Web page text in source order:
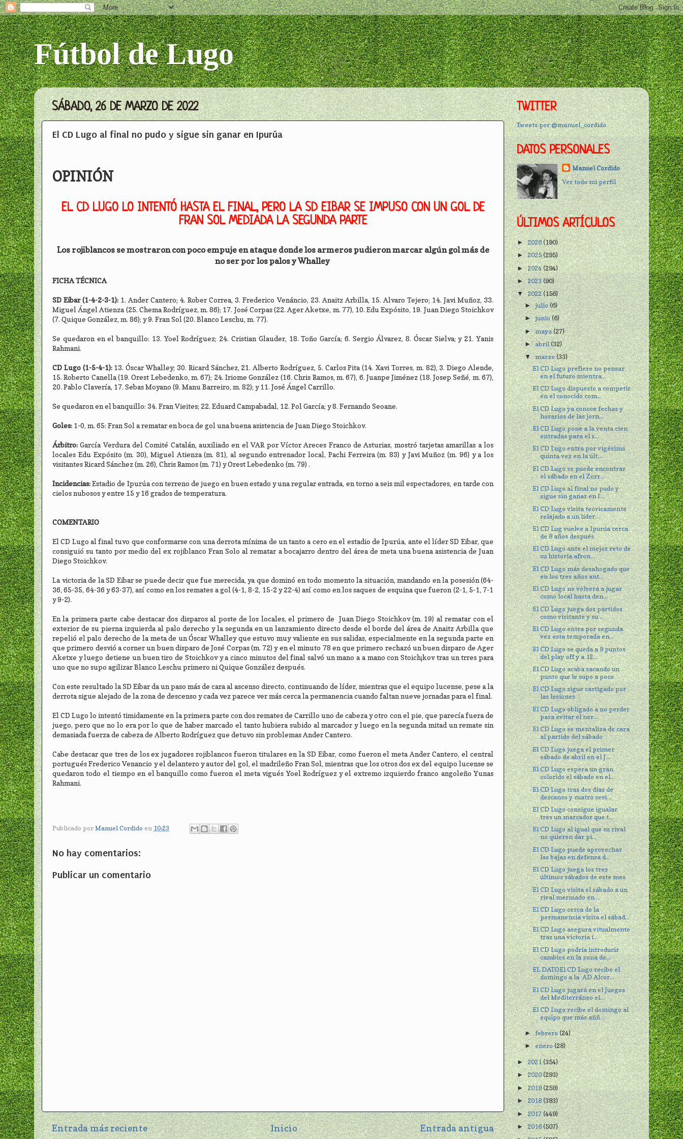
Fútbol de Lugo
SÁBADO, 26 DE MARZO DE 2022
El CD Lugo al final no pudo y sigue sin ganar en Ipurúa
OPINIÓN
EL CD LUGO LO INTENTÓ HASTA EL FINAL, PERO LA SD EIBAR SE IMPUSO CON UN GOL DE
FRAN SOL MEDIADA LA SEGUNDA PARTE
Los rojiblancos se mostraron con poco empuje en ataque donde los armeros pudieron marcar algún gol más de
no ser por los palos y Whalley
FICHA TÉCNICA
SD Eibar (1-4-2-3-1): 1. Ander Cantero; 4. Rober Correa, 3. Frederico Venáncio, 23. Anaitz Arbilla, 15. Alvaro Tejero; 14. Javi Muñoz, 33.
Miguel Ángel Atienza (25. Chema Rodríguez, m. 86); 17. José Corpas (22. Ager Aketxe, m. 77), 10. Edu Expósito, 19. Juan Diego Stoichkov
(7. Quique González, m. 86); y 9. Fran Sol (20. Blanco Leschu, m. 77).
Se quedaron en el banquillo: 13. Yoel Rodríguez; 24. Cristian Glauder, 18. Toño García; 6. Sergio Álvarez, 8. Óscar Sielva; y 21. Yanis
Rahmani.
CD Lugo (1-5-4-1): 13. Óscar Whalley; 30. Ricard Sánchez, 21. Alberto Rodríguez, 5. Carlos Pita (14. Xavi Torres, m. 82), 3. Diego Alende,
15. Roberto Canella (19. Orest Lebedenko, m. 67); 24. Iriome González (16. Chris Ramos, m. 67), 6. Juanpe Jiménez (18. Josep Señé, m. 67),
20. Pablo Clavería, 17. Sebas Moyano (9. Manu Barreiro, m. 82); y 11. José Ángel Carrillo.
Se quedaron en el banquillo: 34. Fran Vieites; 22. Eduard Campabadal, 12. Pol García; y 8. Fernando Seoane.
Goles: 1-0, m. 65: Fran Sol a rematar en boca de gol una buena asistencia de Juan Diego Stoichkov.
Árbitro:García Verdura del Comité Catalán, auxiliado en el VAR por Víctor Areces Franco de Asturias, mostró tarjetas amarillas a los
locales Edu Expósito (m. 30), Miguel Atienza (m. 81), al segundo entrenador local, Pachi Ferreira (m. 83) y Javi Muñoz (m. 96) y a los
visitantes Ricard Sánchez (m. 26), Chris Ramos (m. 71) y Orest Lebedenko (m. 79) .
Incidencias:Estadio de Ipurúa con terreno de juego en buen estado y una regular entrada, en torno a seis mil espectadores, en tarde con
cielos nubosos y entre 15 y 16 grados de temperatura.
COMENTARIO
El CD Lugo al final tuvo que conformarse con una derrota mínima de un tanto a cero en el estadio de Ipurúa, ante el líder SD Eibar, que
consiguió su tanto por medio del ex rojiblanco Fran Solo al rematar a bocajarro dentro del área de meta una buena asistencia de Juan
Diego Stoichkov.
La victoria de la SD Eibar se puede decir que fue merecida, ya que dominó en todo momento la situación, mandando en la posesión (64-
36, 65-35, 64-36 y 63-37), así como en los remates a gol (4-1, 8-2, 15-2 y 22-4) así como en los saques de esquina que fueron (2-1, 5-1, 7-1
y 9-2).
En la primera parte cabe destacar dos disparos al poste de los locales, el primero de Juan Diego Stoichkov (m. 19) al rematar con el
exterior de su pierna izquierda al palo derecho y la segunda en un lanzamiento directo desde el borde del área de Anaitz Arbilla que
repelió el palo derecho de la meta de un Óscar Whalley que estuvo muy valiente en sus salidas, especialmente en la segunda parte en
que primero desvió a corner un buen disparo de José Corpas (m. 72) y en el minuto 78 en que primero rechazó un buen disparo de Ager
Aketxe y luego detiene un buen tiro de Stoichkov y a cinco minutos del final salvó un mano a a mano con Stoich¡kov tras un trres para
uno que no supo agilizar Blanco Leschu primero ni Quique González después.
Con este resultado la SD Eibar da un paso más de cara al ascenso directo, continuando de líder, mientras que el equipo lucense, pese a la
derrota sigue alejado de la zona de descenso y cada vez parece ver más cerca la permanencia cuando faltan nueve jornadas para el final.
El CD Lugo lo intentó timidamente en la primera parte con dos remates de Carrillo uno de cabeza y otro con el pie, que parecía fuera de
juego, pero que no lo era por lo que de haber marcado el tanto hubiera subido al marcador y luego en la segunda mitad un remate sin
demasiada fuerza de cabeza de Alberto Rodríguez que detuvo sin problemas Ander Cantero.
Cabe destacar que tres de los ex jugadores rojiblancos fueron titulares en la SD Eibar, como fueron el meta Ander Cantero, el central
portugués Frederico Venancio y el delantero y autor del gol, el madrileño Fran Sol, mientras que los otros dos ex del equipo lucense se
quedaron todo el tiempo en el banquillo como fueron el meta vigués Yoel Rodríguez y el extremo izquierdo franco angoleño Yunas
Rahmani.
Publicado por Manuel Cordido en 10:23
No hay comentarios:
Publicar un comentario
Entrada más reciente Entrada antigua
Inicio
TWITTER
Tweets por @manuel_cordido
DATOS PERSONALES
Manuel Cordido
Ver todo mi perfil
ÚLTIMOS ARTÍCULOS
►2026(190)
►2025(295)
►2024(294)
►2023(90)
▼2022(156)
►julio(6)
►junio(6)
►mayo(27)
►abril(32)
▼marzo(33)
El CD Lugo prefiere no pensar
en el futuro mientra...
El CD Lugo dispuesto a competir
en el conocido com...
El CD Lugo ya conoce fechas y
horarios de las jorn...
El CD Lugo pone a la venta cien
entradas para el s...
El CD Lugo entra por vigésimo
quinta vez en la últ...
El CD Lugo se puede encontrar
el sábado en el Zorr...
El CD Lugo al final no pudo y
sigue sin ganar en I...
El CD Lugo visita teóricamente
relajado a un líder...
El CD Lug vuelve a Ipurúa cerca
de 8 años después
El CD Lugo ante el mejor reto de
su historia afron...
El CD Lugo más desahogado que
en los tres años ant...
El CD Lugo no volverá a jugar
como local hasta den...
El CD Lugo juega dos partidos
como visitante y su ...
El CD Lugo entra por segunda
vez esta temporada en...
El CD Lugo se queda a 9 puntos
del play off y a 12...
El CD Lugo acaba sacando un
punto que le supo a poco
El CD Lugo sigue castigado por
las lesiones
El CD Lugo obligado a no perder
para evitar el ner...
El CD Lugo se mentaliza de cara
al partido del sábado
El CD Lugo juega el primer
sábado de abril en el J...
El CD Lugo espera un gran
colorido el sábado en el...
El CD Lugo tras dos días de
descanso y cuatro sesi...
El CD Lugo consigue igualar
tres un marcador que t...
El CD Lugo al igual que su rival
no quieren dar pi...
El CD Lugo puede aprovechar
las bajas en defensa d...
El CD Lugo juega los tres
últimos sábados de este mes
El CD Lugo visita el sábado a un
rival mermado en ...
El CD Lugo cerca de la
permanencia visita el sábad...
El CD Lugo asegura vitualmente
tras una victoria i...
El CD Lugo podría introducir
cambios en la zona de...
EL DATOEl CD Lugo recibe el
domingo a la AD Alcor...
El CD Lugo jugará en el Juegos
del Mediterráneo el...
El CD Lugo recibe el domingo al
equipo que más aññ...
►febrero(24)
►enero(28)
►2021(354)
►2020(293)
►2019(259)
►2018(383)
►2017(449)
►2016(507)